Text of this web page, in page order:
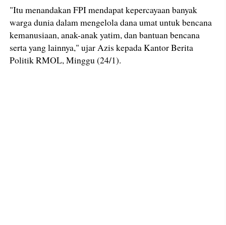
"Itu menandakan FPI mendapat kepercayaan banyak
warga dunia dalam mengelola dana umat untuk bencana
kemanusiaan, anak-anak yatim, dan bantuan bencana
serta yang lainnya," ujar Azis kepada Kantor Berita
Politik RMOL, Minggu (24/1).